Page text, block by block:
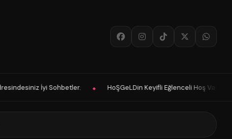
◆ HoŞGeLDin Keyifli Eğlenceli Hoş Vakitler Diler 2026 Panelimiz